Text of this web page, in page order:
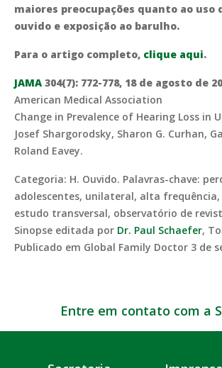
maiores preocupações quanto ao uso
ouvido e exposição ao barulho.
Para o artigo completo, clique aqui.
JAMA 304(7): 772-778, 18 de agosto de
American Medical Association
Change in Prevalence of Hearing Loss in
Josef Shargorodsky, Sharon G. Curhan,
Roland Eavey.
Categoria: H. Ouvido. Palavras-chave:
adolescentes, unilateral, alta frequência,
estudo transversal, observatório de
Sinopse editada por Dr. Paul Schaefer,
Publicado em Global Family Doctor 3 de
Entre em contato com a